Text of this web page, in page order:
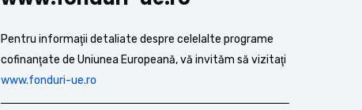
Pentru informaţii detaliate despre celelalte programe
cofinanţate de Uniunea Europeană, vă invităm să vizitaţi
www.fonduri-ue.ro